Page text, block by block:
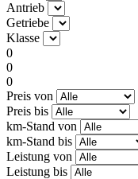
Antrieb
Getriebe
Klasse
0
0
0
Preis von
Preis bis
km-Stand von
km-Stand bis
Leistung von
Leistung bis